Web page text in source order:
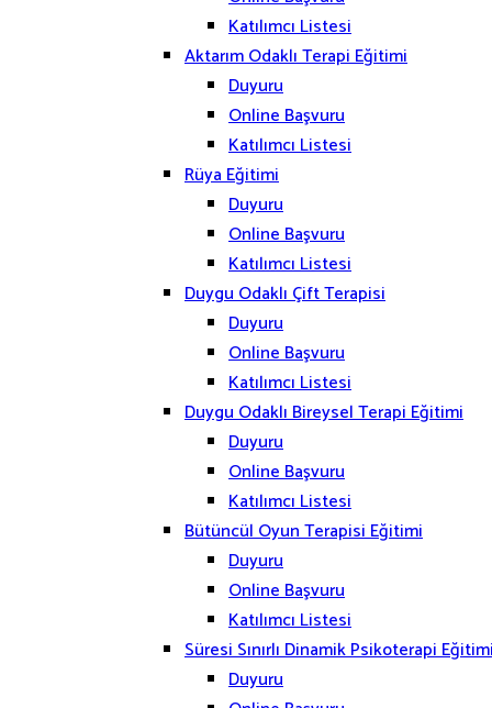
Katılımcı Listesi
Aktarım Odaklı Terapi Eğitimi
Duyuru
Online Başvuru
Katılımcı Listesi
Rüya Eğitimi
Duyuru
Online Başvuru
Katılımcı Listesi
Duygu Odaklı Çift Terapisi
Duyuru
Online Başvuru
Katılımcı Listesi
Duygu Odaklı Bireysel Terapi Eğitimi
Duyuru
Online Başvuru
Katılımcı Listesi
Bütüncül Oyun Terapisi Eğitimi
Duyuru
Online Başvuru
Katılımcı Listesi
Süresi Sınırlı Dinamik Psikoterapi
Duyuru